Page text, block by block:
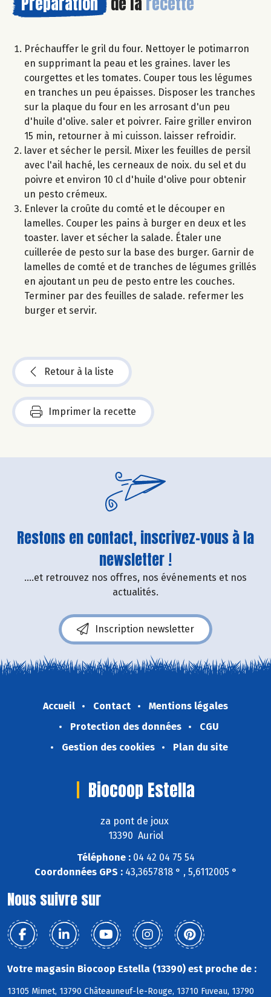
Préchauffer le gril du four. Nettoyer le potimarron
en supprimant la peau et les graines. laver les
courgettes et les tomates. Couper tous les légumes
en tranches un peu épaisses. Disposer les tranches
sur la plaque du four en les arrosant d'un peu
d'huile d'olive. saler et poivrer. Faire griller environ
15 min, retourner à mi cuisson. laisser refroidir.
laver et sécher le persil. Mixer les feuilles de persil
avec l'ail haché, les cerneaux de noix. du sel et du
poivre et environ 10 cl d'huile d'olive pour obtenir
un pesto crémeux.
Enlever la croûte du comté et le découper en
lamelles. Couper les pains à burger en deux et les
toaster. laver et sécher la salade. Étaler une
cuillerée de pesto sur la base des burger. Garnir de
lamelles de comté et de tranches de légumes grillés
en ajoutant un peu de pesto entre les couches.
Terminer par des feuilles de salade. refermer les
burger et servir.
Retour à la liste
Imprimer la recette
Restons en contact, inscrivez-vous à la
newsletter !
....et retrouvez nos offres, nos événements et nos
actualités.
Inscription newsletter
Accueil Contact
Mentions légales
Protection des données
CGU
Gestion des cookies
Plan du site
Biocoop Estella
za pont de joux
13390 Auriol
Téléphone :04 42 04 75 54
Coordonnées GPS :43,3657818 ° , 5,6112005 °
Nous suivre sur
Votre magasin Biocoop Estella (13390) est proche de :
13105 Mimet, 13790 Châteauneuf-le-Rouge, 13710 Fuveau, 13790